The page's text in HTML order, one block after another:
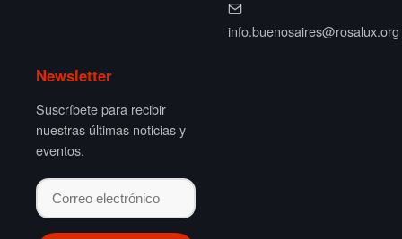
info.buenosaires@rosalux.org
Newsletter
Suscríbete para recibir
nuestras últimas noticias y
eventos.